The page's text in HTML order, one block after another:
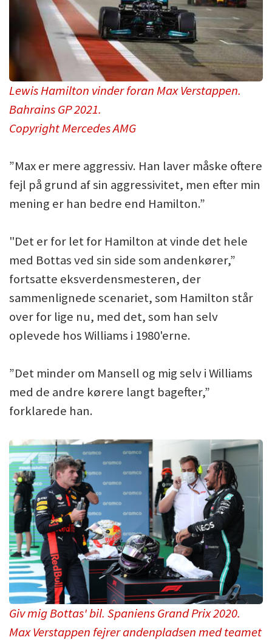
Lewis Hamilton vinder foran Max Verstappen.
Bahrains GP 2021.
Copyright Mercedes AMG
”Max er mere aggressiv. Han laver måske oftere
fejl på grund af sin aggressivitet, men efter min
mening er han bedre end Hamilton.”
"Det er for let for Hamilton at vinde det hele
med Bottas ved sin side som andenkører,”
fortsatte eksverdensmesteren, der
sammenlignede scenariet, som Hamilton står
over for lige nu, med det, som han selv
oplevede hos Williams i 1980'erne.
”Det minder om Mansell og mig selv i Williams
med de andre kørere langt bagefter,”
forklarede han.
Giv mig Bottas' bil. Spaniens Grand Prix 2020.
Max Verstappen fejrer andenpladsen med teamet